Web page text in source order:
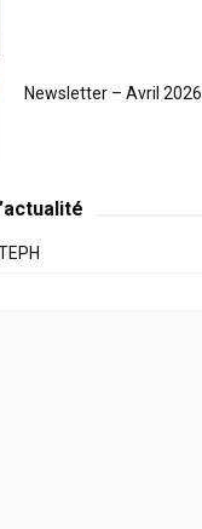
Newsletter – Avril 2026